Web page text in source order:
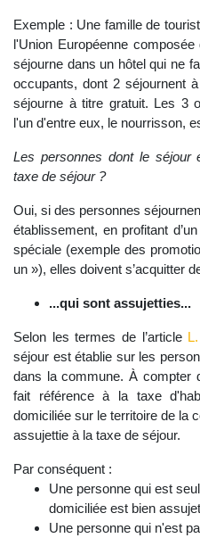
Exemple : Une famille de
l'Union Européenne
séjourne dans un hôtel qui ne
occupants, dont 2 séjournent
séjourne à titre gratuit. Les 3
l'un d'entre eux, le nourrisson,
Les personnes dont le séjour
taxe de séjour ?
Oui, si des personnes
établissement, en profitant
spéciale (exemple des
un »), elles doivent s’acquitter
...qui sont assujetties...
Selon les termes de l’article
séjour est établie sur les
dans la commune. À compter
fait référence à la taxe
domiciliée sur le territoire de la
assujettie à la taxe de séjour.
Par conséquent :
Une personne qui est
domiciliée est bien
Une personne qui n'est